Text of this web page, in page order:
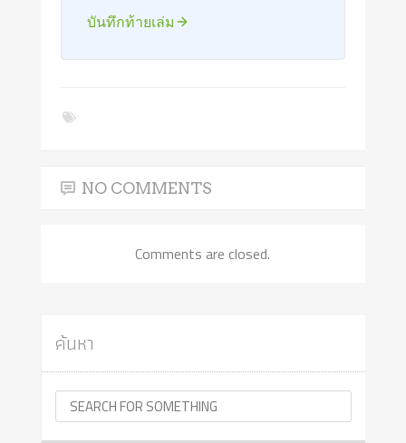
บันทึกท้ายเล่ม
NO COMMENTS
Comments are closed.
ค้นหา